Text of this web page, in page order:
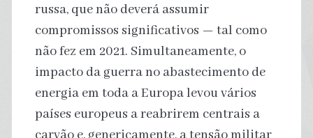
russa, que não deverá assumir
compromissos significativos — tal como
não fez em 2021. Simultaneamente, o
impacto da guerra no abastecimento de
energia em toda a Europa levou vários
países europeus a reabrirem centrais a